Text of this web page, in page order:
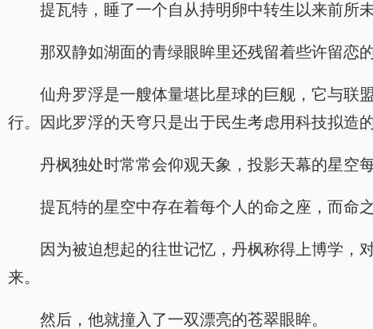
提瓦特，睡了一个自从持明卵中转生以来前所
那双静如湖面的青绿眼眸里还残留着些许留恋
仙舟罗浮是一艘体量堪比星球的巨舰，它与联
行。因此罗浮的天穹只是出于民生考虑用科技拟造
丹枫独处时常常会仰观天象，投影天幕的星
提瓦特的星空中存在着每个人的命之座，而命
因为被迫想起的往世记忆，丹枫称得上博学，
来。
然后，他就撞入了一双漂亮的苍翠眼眸。